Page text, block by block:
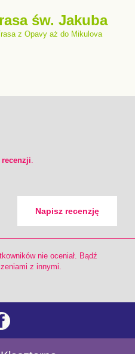
św. Jakuba
z Opavy aż do Mikulova
recenzji.
Napisz recenzję
nie oceniał. Bądź
z innymi.